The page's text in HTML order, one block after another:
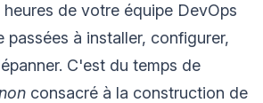
heures de votre équipe DevOps
passées à installer, configurer,
C'est du temps de
consacré à la construction de